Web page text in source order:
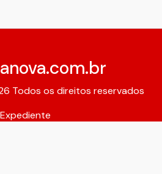
Todos os direitos reservados
Expediente